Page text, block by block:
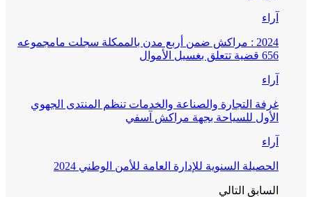
آراء
2024 : مراكش ضمن أربع مدن بالممكلة سجلت مامجموعه
656 قضية تتعلق بغسيل الأموال
آراء
غرفة التجارة والصناعة والخدمات تنظم المنتدى الجهوي
الأول للسياحة بجهة مراكش آسفي
آراء
الحصيلة السنوية للإدارة العامة للأمن الوطني 2024
السابق التالي